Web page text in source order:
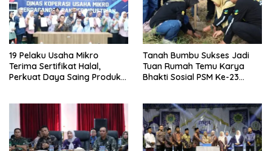
19 Pelaku Usaha Mikro
Terima Sertifikat Halal,
Perkuat Daya Saing Produk
Tanah Bumbu Sukses Jadi
Tuan Rumah Temu Karya
Bhakti Sosial PSM Ke-23